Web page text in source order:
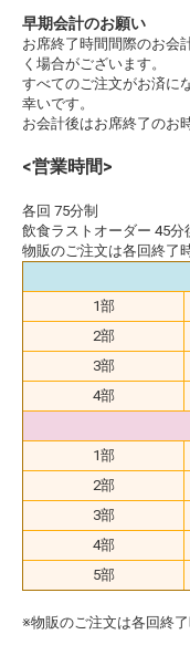
早期会計のお願い
お席終了時間間際のお会
く場合がございます。
すべてのご注文がお済に
幸いです。
お会計後はお席終了のお
<営業時間>
各回 75分制
飲食ラストオーダー 45分
物販のご注文は各回終了
1部
2部
3部
4部
1部
2部
3部
4部
5部
※物販のご注文は各回終